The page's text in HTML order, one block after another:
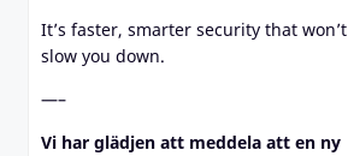
It’s faster, smarter security that won’t
slow you down.
—–
Vi har glädjen att meddela att en ny